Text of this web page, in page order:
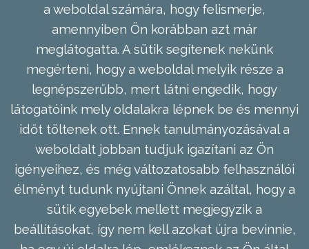
a weboldal számára, hogy felismerje,
amennyiben Ön korábban azt már
meglátogatta. A sütik segítenek nekünk
megérteni, hogy a weboldal melyik része a
legnépszerűbb, mert látni engedik, hogy
látogatóink mely oldalakra lépnek be és mennyi
időt töltenek ott. Ennek tanulmányozásával a
weboldalt jobban tudjuk igazítani az Ön
igényeihez, és még változatosabb felhasználói
élményt tudunk nyújtani Önnek azáltal, hogy a
sütik egyebek mellett megjegyzik a
beállításokat, így nem kell azokat újra bevinnie,